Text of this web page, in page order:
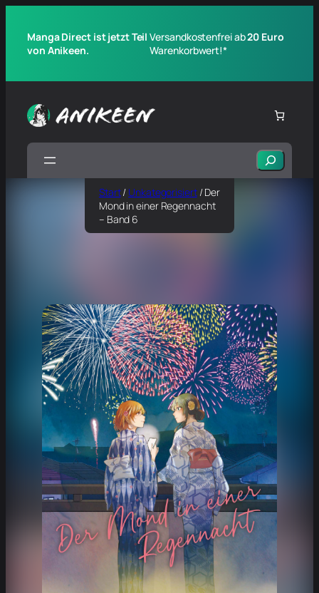
Manga Direct ist jetzt Teil
von Anikeen.
Versandkostenfrei ab20 Euro
Warenkorbwert!*
Suchen
Start/ Unkategorisiert/ Der
Mond in einer Regennacht
– Band 6